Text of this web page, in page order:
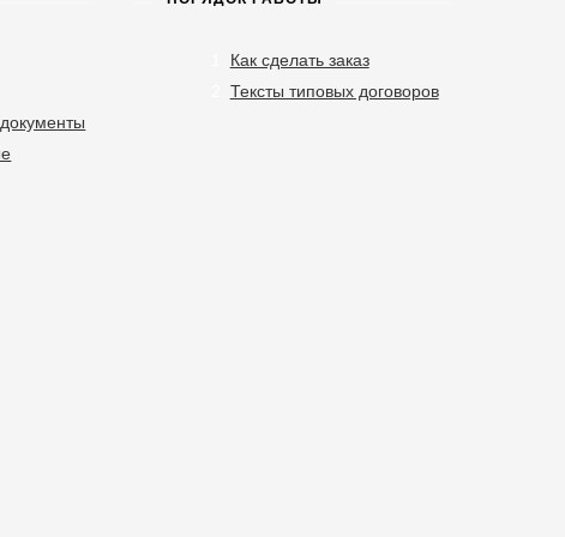
Как сделать заказ
Тексты типовых договоров